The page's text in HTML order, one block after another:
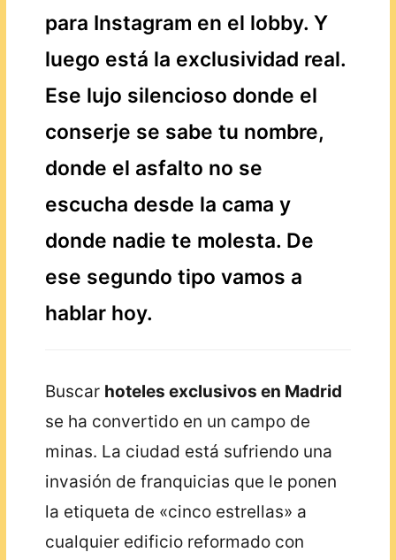
para Instagram en el lobby. Y
luego está la exclusividad real.
Ese lujo silencioso donde el
conserje se sabe tu nombre,
donde el asfalto no se
escucha desde la cama y
donde nadie te molesta. De
ese segundo tipo vamos a
hablar hoy.
Buscar hoteles exclusivos en Madrid
se ha convertido en un campo de
minas. La ciudad está sufriendo una
invasión de franquicias que le ponen
la etiqueta de «cinco estrellas» a
cualquier edificio reformado con